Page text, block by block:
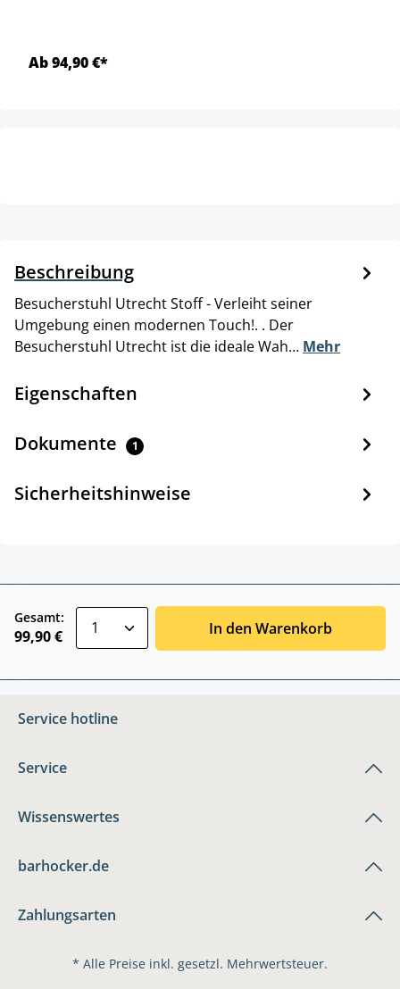
Ab 94,90 €*
Beschreibung
Besucherstuhl Utrecht Stoff - Verleiht seiner
Umgebung einen modernen Touch!. . Der
Besucherstuhl Utrecht ist die ideale Wah… Mehr
Eigenschaften
Dokumente 1
Sicherheitshinweise
Gesamt:
99,90 € In den Warenkorb
Service hotline
Service
Wissenswertes
barhocker.de
Zahlungsarten
* Alle Preise inkl. gesetzl. Mehrwertsteuer.